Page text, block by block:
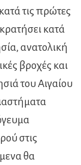
τις πρώτες
κατά
ανατολική
βροχές και
του Αιγαίου
στις
θα